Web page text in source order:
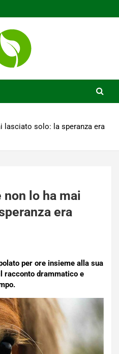
lasciato solo: la speranza era
lo ha mai
era
per ore insieme alla sua
racconto drammatico e